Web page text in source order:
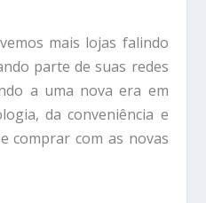
mais lojas falindo
parte de suas redes
a uma nova era em
da conveniência e
comprar com as novas